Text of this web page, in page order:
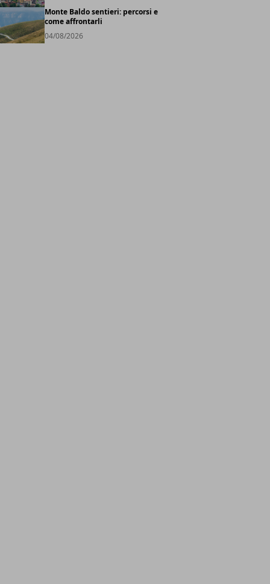
Monte Baldo sentieri: percorsi e
come affrontarli
04/08/2026